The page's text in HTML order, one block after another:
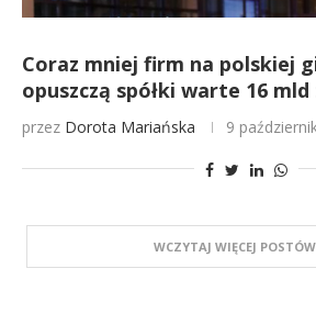
Coraz mniej firm na polskiej
opuszczą spółki warte 16 mld
przez Dorota Mariańska 9
WCZYTAJ WIĘCEJ POSTÓW